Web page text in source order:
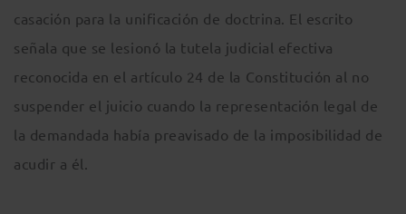
casación para la unificación de doctrina. El escrito
señala que se lesionó la tutela judicial efectiva
reconocida en el artículo 24 de la Constitución al no
suspender el juicio cuando la representación legal de
la demandada había preavisado de la imposibilidad de
acudir a él.